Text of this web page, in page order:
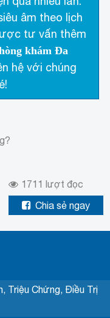
âm theo lịch
tư vấn thêm
khám Đa
hệ với chúng
1711 lượt đọc
Chia sẻ ngay
Triệu Chứng, Điều Trị